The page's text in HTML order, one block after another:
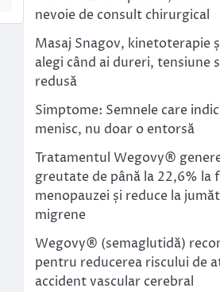
nevoie de consult chirurgical
Masaj Snagov, kinetoterapie
alegi când ai dureri, tensiune
redusă
Simptome: Semnele care
menisc, nu doar o entorsă
Tratamentul Wegovy®
greutate de până la 22,6% la
menopauzei și reduce la
migrene
Wegovy® (semaglutidă)
pentru reducerea riscului de
accident vascular cerebral